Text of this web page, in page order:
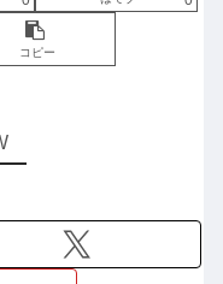
コピー